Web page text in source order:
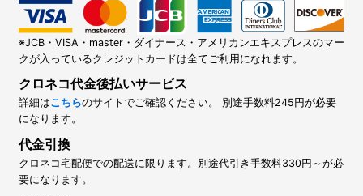
※JCB・VISA・master・ダイナース・アメリカンエキスプレスのマー
クが入っているクレジットカードは全てご利用になれます。
クロネコ代金後払いサービス
詳細はこちらのサイトでご確認ください。 別途手数料245円が必要
になります。
代金引換
クロネコ宅配便での配送に限ります。別途代引き手数料330円～が必
要になります。